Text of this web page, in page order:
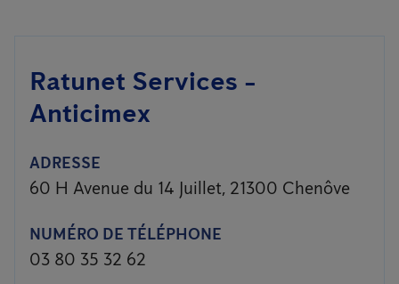
Ratunet Services -
Anticimex
ADRESSE
60 H Avenue du 14 Juillet, 21300 Chenôve
NUMÉRO DE TÉLÉPHONE
03 80 35 32 62